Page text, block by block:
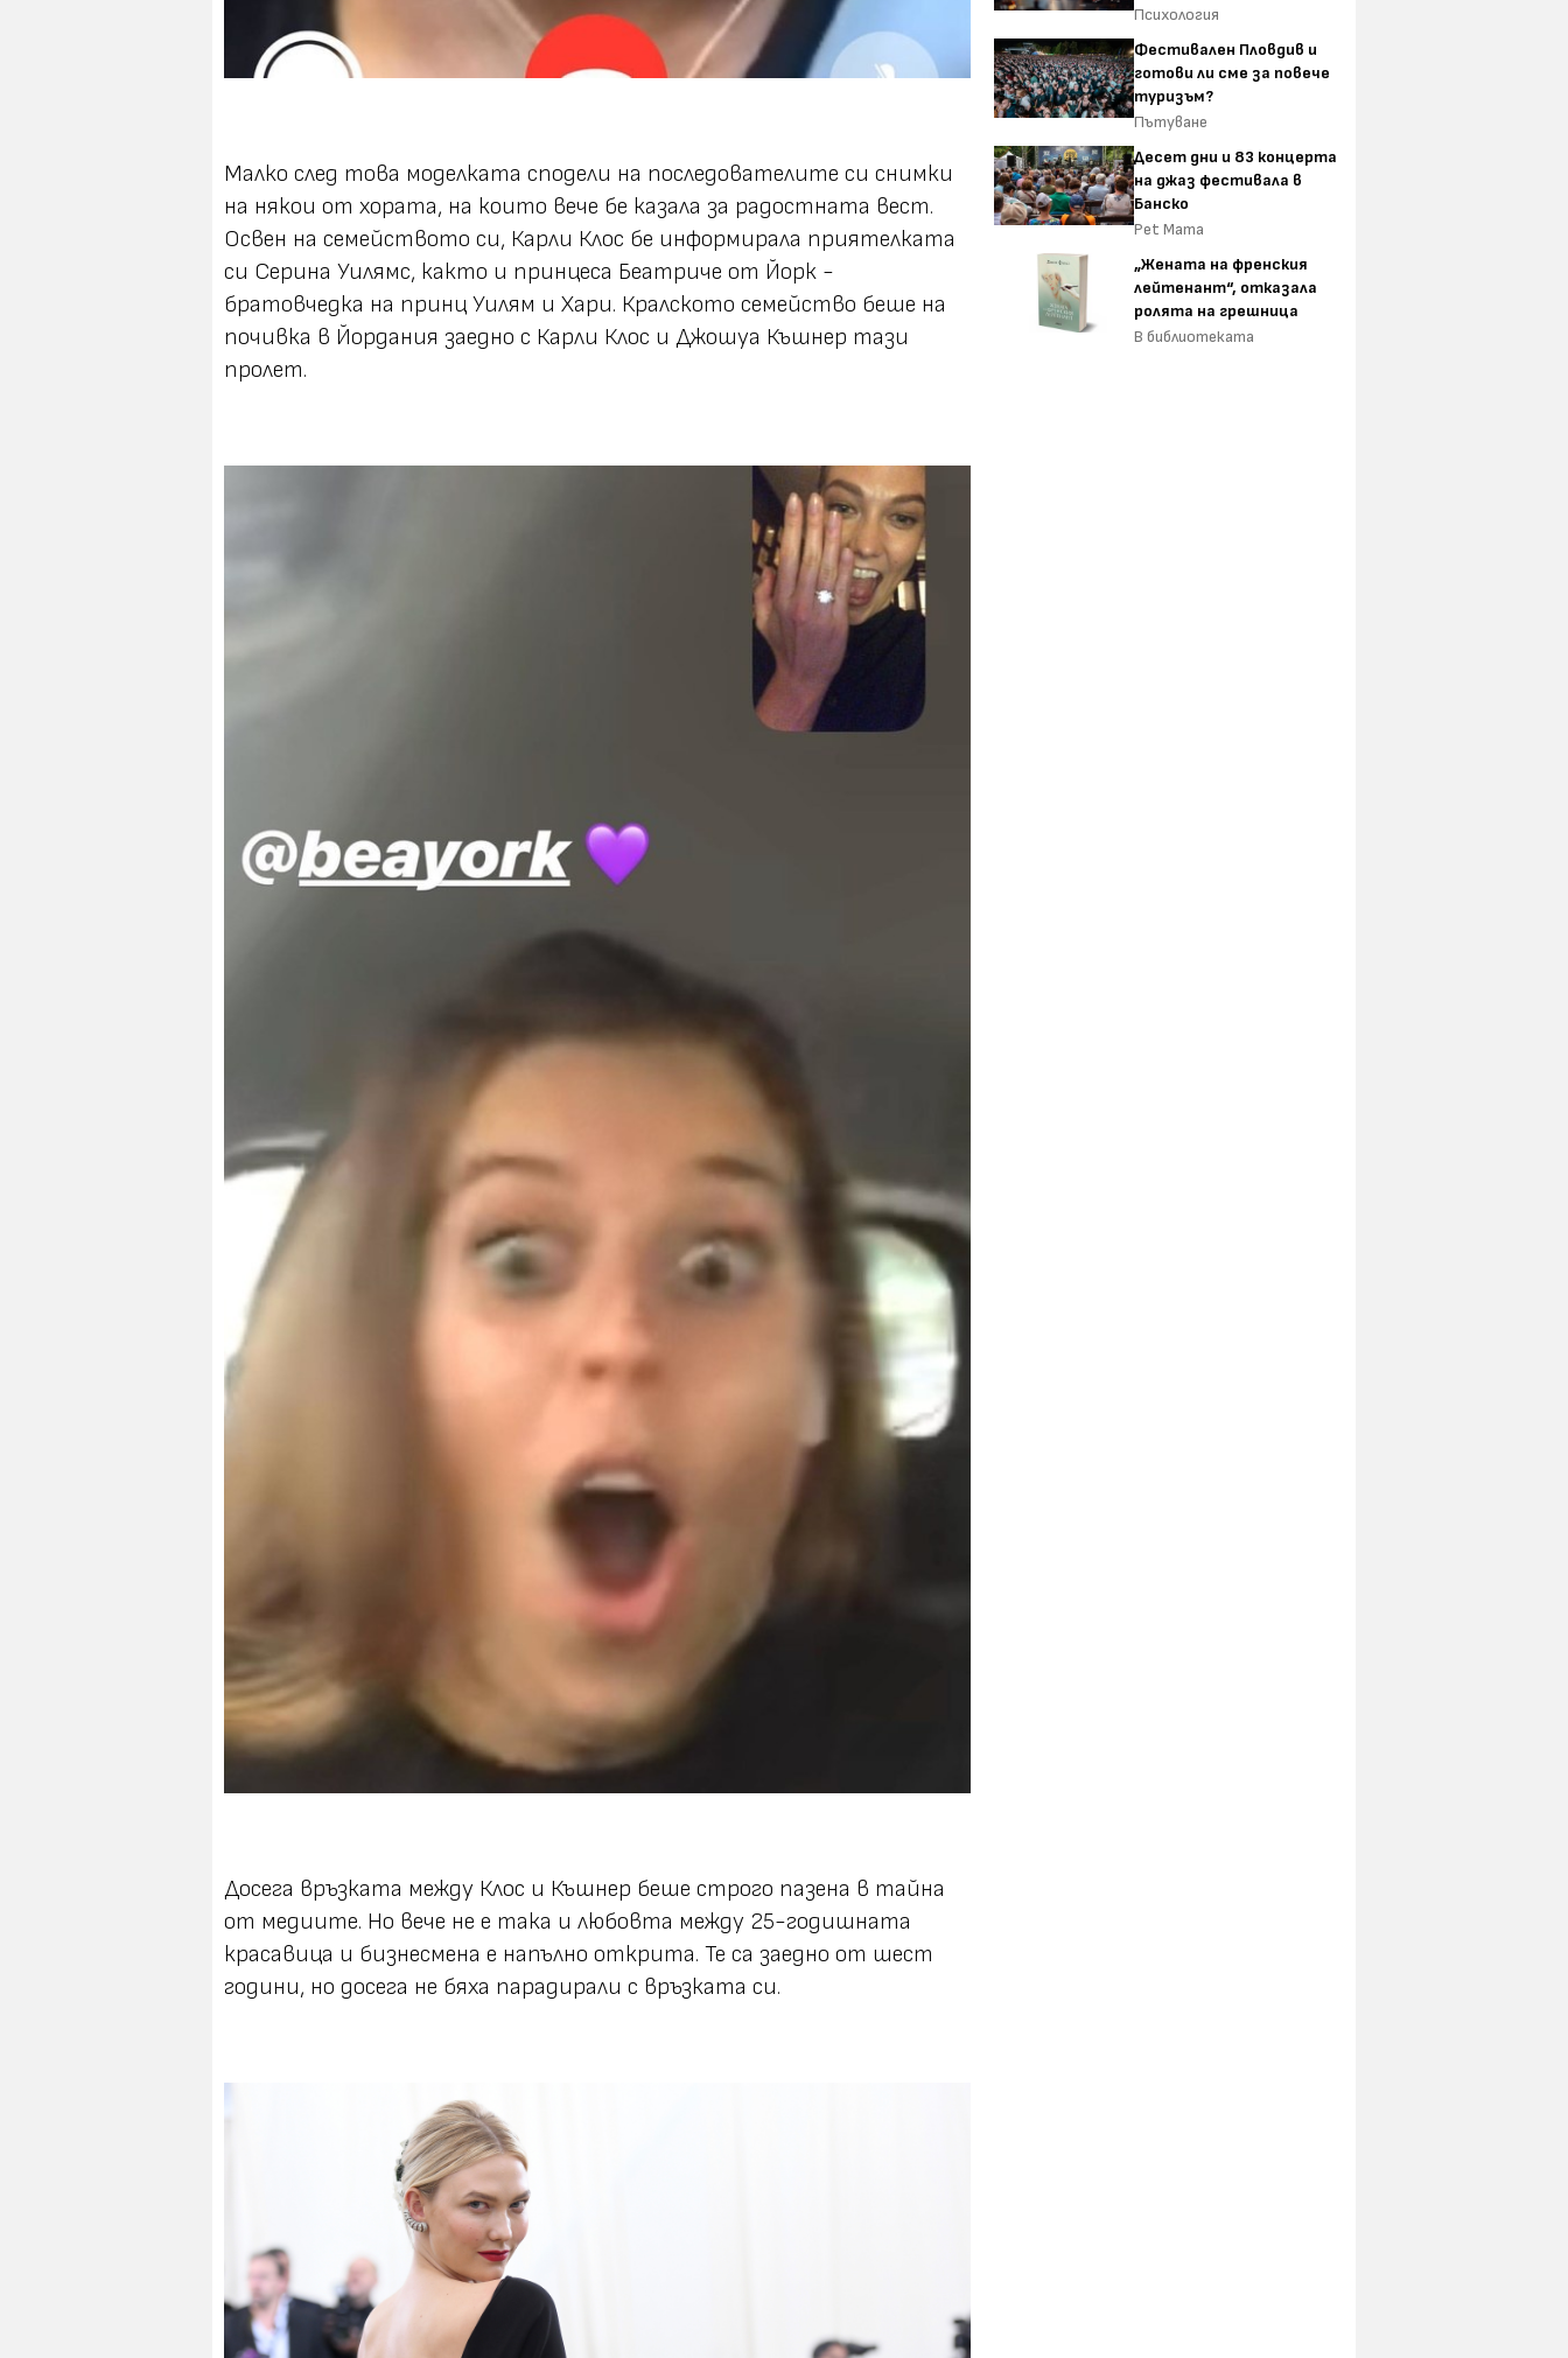
Малко след това моделката сподели на последователите си снимки
на някои от хората, на които вече бе казала за радостната вест.
Освен на семейството си, Карли Клос бе информирала приятелката
си Серина Уилямс, както и принцеса Беатриче от Йорк -
братовчедка на принц Уилям и Хари. Кралското семейство беше на
почивка в Йордания заедно с Карли Клос и Джошуа Къшнер тази
пролет.
Досега връзката между Клос и Къшнер беше строго пазена в тайна
от медиите. Но вече не е така и любовта между 25-годишната
красавица и бизнесмена е напълно открита. Те са заедно от шест
години, но досега не бяха парадирали с връзката си.
Психология
Фестивален Пловдив и
готови ли сме за повече
туризъм?
Пътуване
Десет дни и 83 концерта
на джаз фестивала в
Банско
Pet Mama
„Жената на френския
лейтенант“, отказала
ролята на грешница
В библиотеката